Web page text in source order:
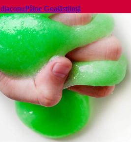
Pâine Goalăștiință